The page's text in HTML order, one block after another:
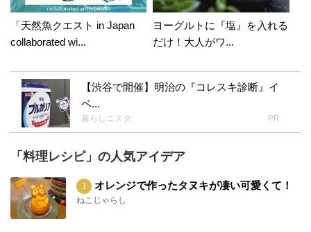
「天然魚クエスト in Japan
collaborated wi...
ヨーグルトに『塩』を入れる
だけ！大人がワ...
【渋谷で開催】明治の『コレスキ診断』イ
ベ...
暮らしニスタ PR
「料理レシピ」の人気アイデア
オレンジで作ったタヌキが凄い可愛くて！
ねこじゃらし